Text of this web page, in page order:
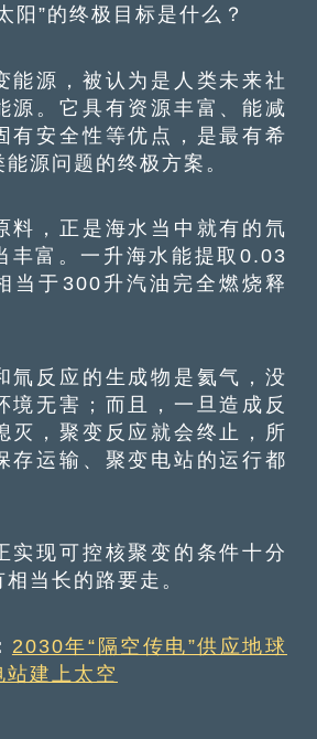
阳”的终极目标是什么？
源，被认为是人类未来社
源。它具有资源丰富、能减
有安全性等优点，是最有希
源问题的终极方案。
，正是海水当中就有的氘
丰富。一升海水能提取0.03
当于300升汽油完全燃烧释
反应的生成物是氦气，没
境无害；而且，一旦造成反
灭，聚变反应就会终止，所
存运输、聚变电站的运行都
现可控核聚变的条件十分
当长的路要走。
2030年“隔空传电”供应地球
站建上太空